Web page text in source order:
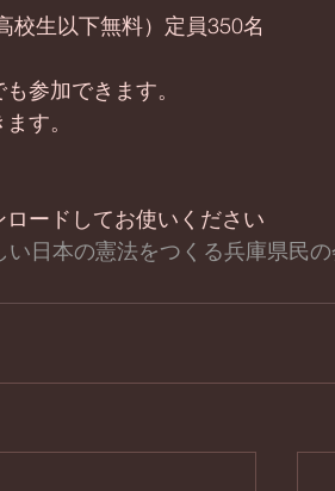
校生以下無料）定員350名
参加できます。
す。
ロードしてお使いください
い日本の憲法をつくる兵庫県民